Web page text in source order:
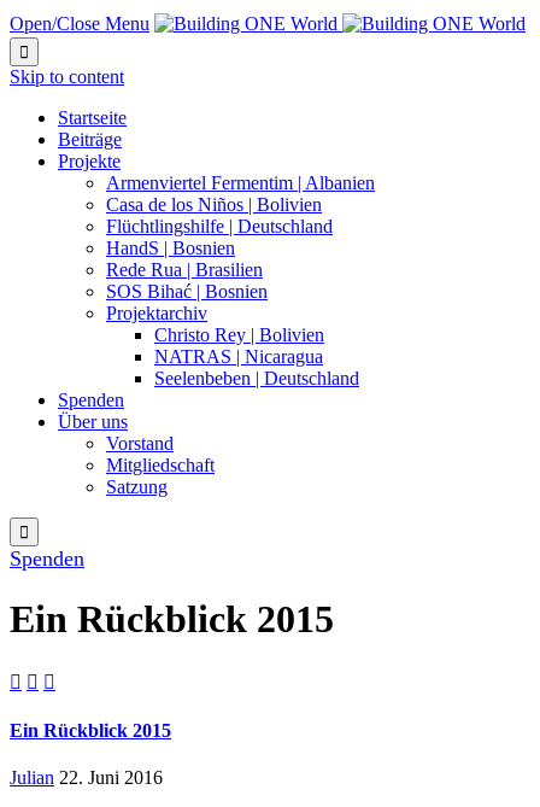
Open/Close Menu

Skip to content
Startseite
Beiträge
Projekte
Armenviertel Fermentim | Albanien
Casa de los Niños | Bolivien
Flüchtlingshilfe | Deutschland
HandS | Bosnien
Rede Rua | Brasilien
SOS Bihać | Bosnien
Projektarchiv
Christo Rey | Bolivien
NATRAS | Nicaragua
Seelenbeben | Deutschland
Spenden
Über uns
Vorstand
Mitgliedschaft
Satzung

Spenden
Ein Rückblick 2015
  
Ein Rückblick 2015
Julian 22. Juni 2016